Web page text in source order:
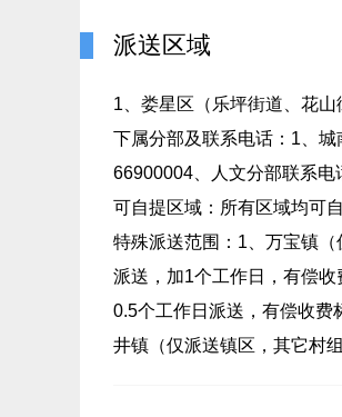
派送区域
1、娄星区（乐坪街道、花
下属分部及联系电话：1、
66900004、人文分部联系
可自提区域：所有区域均可
特殊派送范围：1、万宝镇
派送，加1个工作日，有偿
0.5个工作日派送，有偿收费
井镇（仅派送镇区，其它村